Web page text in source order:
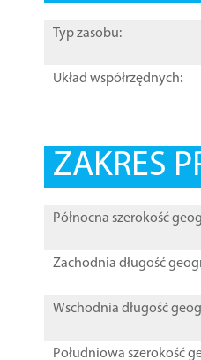
Typ zasobu:
Układ współrzędnych:
ZAKRES
Północna szerokość
Zachodnia długość
Wschodnia długość
Południowa szerokość